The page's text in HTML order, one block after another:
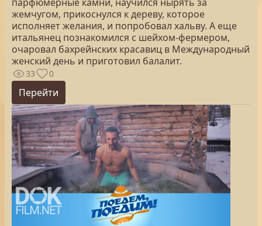
жемчугом, прикоснулся к дереву, которое
исполняет желания, и попробовал хальву. А еще
итальянец познакомился с шейхом-фермером,
очаровал бахрейнских красавиц в Международный
женский день и приготовил балалит.
33 0
Перейти